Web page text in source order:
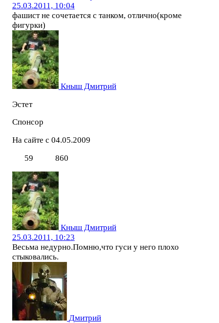
25.03.2011, 10:04
фашист не сочетается с танком, отлично(кроме
фигурки)
Кныш Дмитрий
Эстет
Спонсор
На сайте с 04.05.2009
59
860
Кныш Дмитрий
25.03.2011, 10:23
Весьма недурно.Помню,что гуси у него плохо
стыковались.
Дмитрий